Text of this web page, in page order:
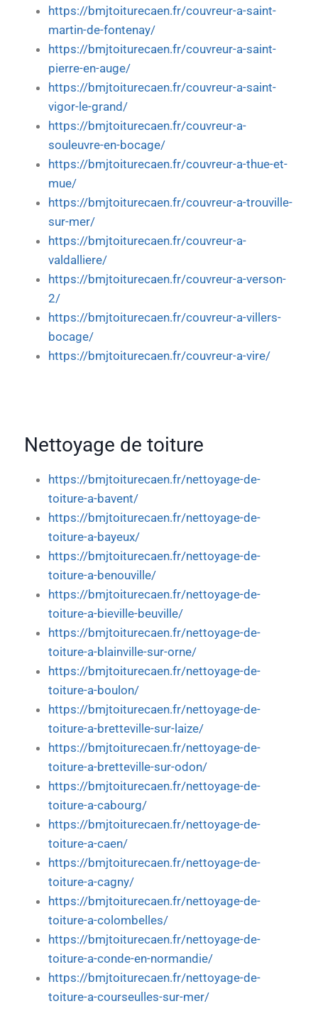
https://bmjtoiturecaen.fr/couvreur-a-saint-
martin-de-fontenay/
https://bmjtoiturecaen.fr/couvreur-a-saint-
pierre-en-auge/
https://bmjtoiturecaen.fr/couvreur-a-saint-
vigor-le-grand/
https://bmjtoiturecaen.fr/couvreur-a-
souleuvre-en-bocage/
https://bmjtoiturecaen.fr/couvreur-a-thue-et-
mue/
https://bmjtoiturecaen.fr/couvreur-a-trouville-
sur-mer/
https://bmjtoiturecaen.fr/couvreur-a-
valdalliere/
https://bmjtoiturecaen.fr/couvreur-a-verson-
2/
https://bmjtoiturecaen.fr/couvreur-a-villers-
bocage/
https://bmjtoiturecaen.fr/couvreur-a-vire/
Nettoyage de toiture
https://bmjtoiturecaen.fr/nettoyage-de-
toiture-a-bavent/
https://bmjtoiturecaen.fr/nettoyage-de-
toiture-a-bayeux/
https://bmjtoiturecaen.fr/nettoyage-de-
toiture-a-benouville/
https://bmjtoiturecaen.fr/nettoyage-de-
toiture-a-bieville-beuville/
https://bmjtoiturecaen.fr/nettoyage-de-
toiture-a-blainville-sur-orne/
https://bmjtoiturecaen.fr/nettoyage-de-
toiture-a-boulon/
https://bmjtoiturecaen.fr/nettoyage-de-
toiture-a-bretteville-sur-laize/
https://bmjtoiturecaen.fr/nettoyage-de-
toiture-a-bretteville-sur-odon/
https://bmjtoiturecaen.fr/nettoyage-de-
toiture-a-cabourg/
https://bmjtoiturecaen.fr/nettoyage-de-
toiture-a-caen/
https://bmjtoiturecaen.fr/nettoyage-de-
toiture-a-cagny/
https://bmjtoiturecaen.fr/nettoyage-de-
toiture-a-colombelles/
https://bmjtoiturecaen.fr/nettoyage-de-
toiture-a-conde-en-normandie/
https://bmjtoiturecaen.fr/nettoyage-de-
toiture-a-courseulles-sur-mer/